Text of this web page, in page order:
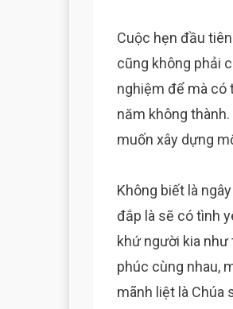
Cuộc hẹn đầu
cũng không phải
nghiệm để mà có
năm không
muốn xây dựng
Không biết là
đắp là sẽ có tình
khứ người kia như
phúc cùng nhau,
mãnh liệt là Chúa